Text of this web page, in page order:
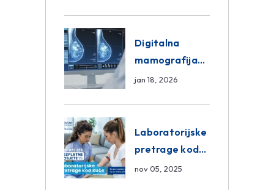
Group
Digitalna
mamografija
Sarajevo –
Centar
Poliklinika
jan 18, 2026
Laboratorijske
pretrage kod
kuće – novo u
nov 05, 2025